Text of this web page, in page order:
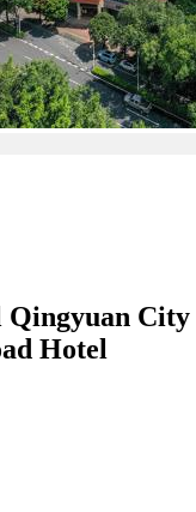
City
Hotel